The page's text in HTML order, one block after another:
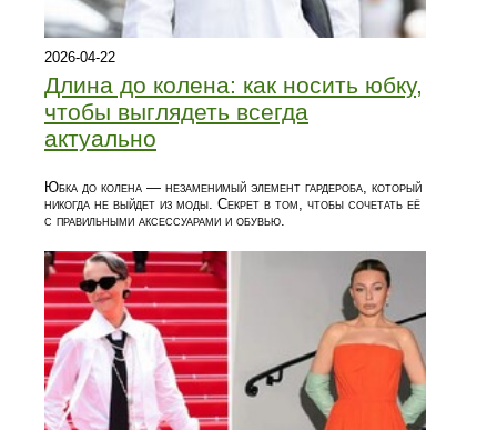
2026-04-22
Длина до колена: как носить юбку,
чтобы выглядеть всегда
актуально
Юбка до колена — незаменимый элемент гардероба, который
никогда не выйдет из моды. Секрет в том, чтобы сочетать её
с правильными аксессуарами и обувью.